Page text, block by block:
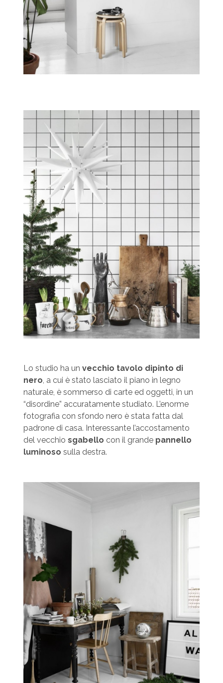
Lo studio ha un vecchio tavolo dipinto di
nero, a cui è stato lasciato il piano in legno
naturale, è sommerso di carte ed oggetti, in un
“disordine” accuratamente studiato. L’enorme
fotografia con sfondo nero è stata fatta dal
padrone di casa. Interessante l’accostamento
del vecchio sgabello con il grande pannello
luminoso sulla destra.